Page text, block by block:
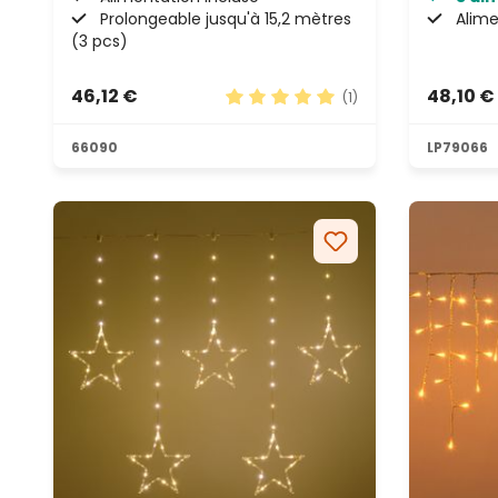
Prolongeable jusqu'à 15,2 mètres
(3 pcs)
46,12 €
(1)
66090
48,10 €
LP79066